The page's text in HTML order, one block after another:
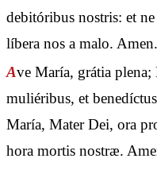
debitóribus nostris: et
líbera nos a malo. Amen.
Ave María, grátia
muliéribus, et
María, Mater Dei, ora
hora mortis nostræ.